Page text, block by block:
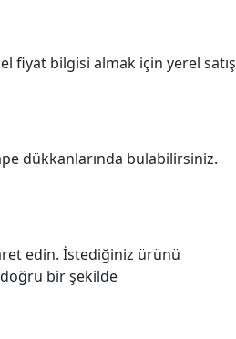
fiyat bilgisi almak için yerel satış
dükkanlarında bulabilirsiniz.
edin. İstediğiniz ürünü
bir şekilde